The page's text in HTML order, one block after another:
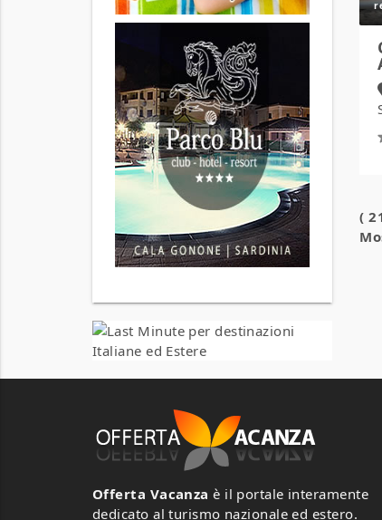
(
Offerta Vacanza è il portale interamente
dedicato al turismo nazionale ed estero.